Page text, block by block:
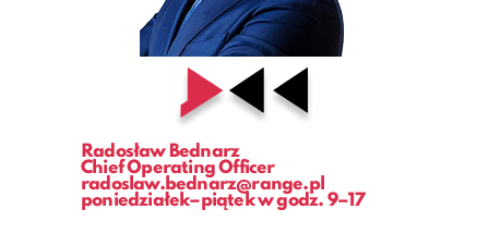
Radosław Bednarz
Chief Operating Officer
radoslaw.bednarz@range.pl
poniedziałek–piątek w godz. 9–17